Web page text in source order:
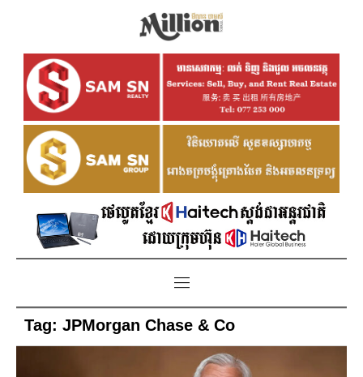
Tag: JPMorgan Chase & Co